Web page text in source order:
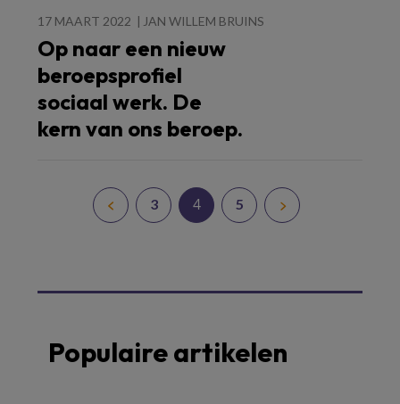
17 MAART 2022 JAN WILLEM BRUINS
Op naar een nieuw
beroepsprofiel
sociaal werk. De
kern van ons beroep.
3 4 5
Populaire artikelen